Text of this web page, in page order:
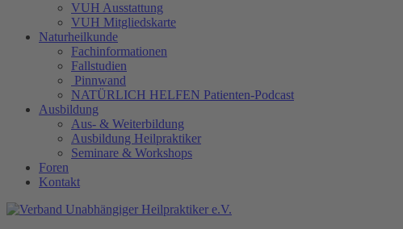
VUH Ausstattung
VUH Mitgliedskarte
Naturheilkunde
Fachinformationen
Fallstudien
Pinnwand
NATÜRLICH HELFEN Patienten-Podcast
Ausbildung
Aus- & Weiterbildung
Ausbildung Heilpraktiker
Seminare & Workshops
Foren
Kontakt